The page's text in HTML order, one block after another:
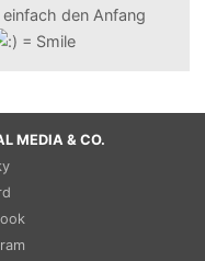
den Anfang
MEDIA & CO.